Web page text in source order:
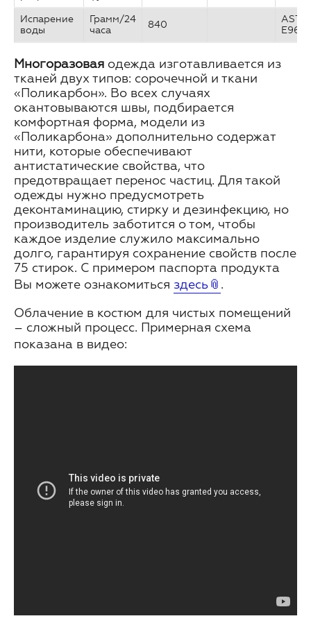
Испарение
воды
Грамм/24
часа
840
ASTM
E96
Многоразовая одежда изготавливается из
тканей двух типов: сорочечной и ткани
«Поликарбон». Во всех случаях
окантовываются швы, подбирается
комфортная форма, модели из
«Поликарбона» дополнительно содержат
нити, которые обеспечивают
антистатические свойства, что
предотвращает перенос частиц. Для такой
одежды нужно предусмотреть
деконтаминацию, стирку и дезинфекцию, но
производитель заботится о том, чтобы
каждое изделие служило максимально
долго, гарантируя сохранение свойств после
75 стирок. С примером паспорта продукта
Вы можете ознакомиться здесь
.
Облачение в костюм для чистых помещений
– сложный процесс. Примерная схема
показана в видео: